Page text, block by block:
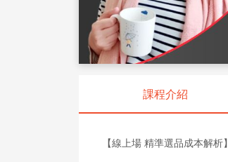
課程介紹
【線上場 精準選品成本解析】